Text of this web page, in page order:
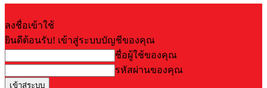
ลงชื่อเข้าใช้
ยินดีต้อนรับ! เข้าสู่ระบบบัญชีของคุณ
ชื่อผู้ใช้ของคุณ
รหัสผ่านของคุณ